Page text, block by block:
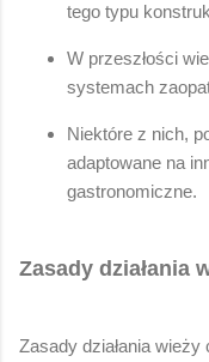
tego typu
W przeszłości
systemach
Niektóre z nich,
adaptowane na
gastronomiczne.
Zasady działania
Zasady działania